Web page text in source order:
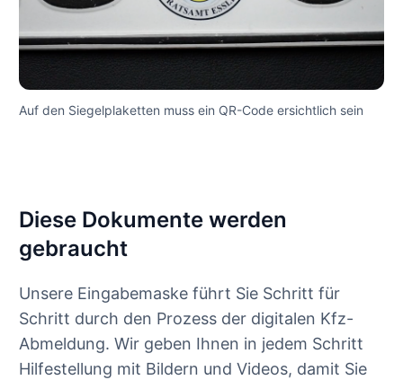
Auf den Siegelplaketten muss ein QR-Code ersichtlich sein
Diese Dokumente werden
gebraucht
Unsere Eingabemaske führt Sie Schritt für
Schritt durch den Prozess der digitalen Kfz-
Abmeldung. Wir geben Ihnen in jedem Schritt
Hilfestellung mit Bildern und Videos, damit Sie